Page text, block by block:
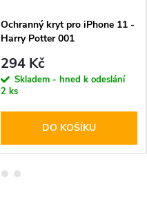
Ochranný kryt pro iPhone 11 -
Harry Potter 001
294 Kč
Skladem - hned k odeslání
2 ks
DO KOŠÍKU